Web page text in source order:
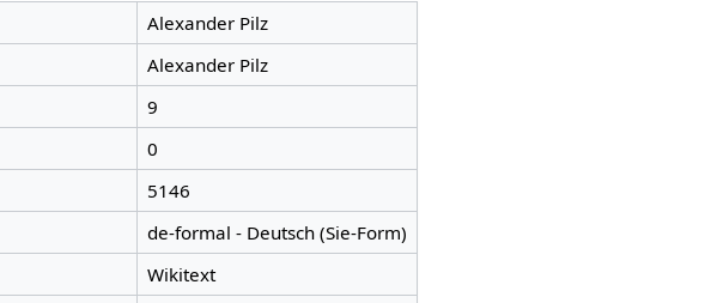
Alexander Pilz
Alexander Pilz
9
0
5146
de-formal - Deutsch (Sie-Form)
Wikitext